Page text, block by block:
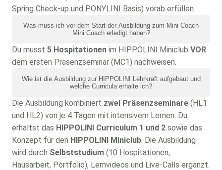
Spring Check-up und PONYLINI Basis) vorab erfüllen.
Was muss ich vor dem Start der Ausbildung zum Mini Coach
Mini Coach erledigt haben?
Du musst 5 Hospitationen im HIPPOLINI Miniclub VOR
dem ersten Präsenzseminar (MC1) nachweisen.
Wie ist die Ausbildung zur HIPPOLINI Lehrkraft aufgebaut und
welche Curricula erhalte ich?
Die Ausbildung kombiniert zwei Präsenzseminare (HL1
und HL2) von je 4 Tagen mit intensivem Lernen. Du
erhältst das HIPPOLINI Curriculum 1 und 2 sowie das
Konzept für den HIPPOLINI Miniclub. Die Ausbildung
wird durch Selbststudium (10 Hospitationen,
Hausarbeit, Portfolio), Lernvideos und Live-Calls ergänzt.